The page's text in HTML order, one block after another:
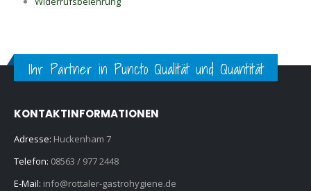
Ihr Partner in Puncto Qualität und Quantität
KONTAKTINFORMATIONEN
Adresse: Huckenham 7
Telefon: 08563 / 977 2448
E-Mail: info@rottaler-gastrohygiene.de